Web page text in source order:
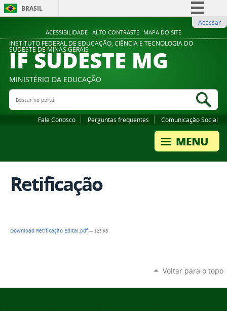
ACESSIBILIDADE ALTO CONTRASTE MAPA DO SITE
BRASIL
Comunica BR
Participe
Legislação
Acessar
INSTITUTO FEDERAL DE EDUCAÇÃO, CIÊNCIA E TECNOLOGIA DO
SUDESTE DE MINAS GERAIS
IF SUDESTE MG
MINISTÉRIO DA EDUCAÇÃO
Buscar no portal
Fale Conosco Perguntas frequentes Comunicação Social
Retificação
Download Retificação Edital.pdf— 123 KB
Voltar para o topo